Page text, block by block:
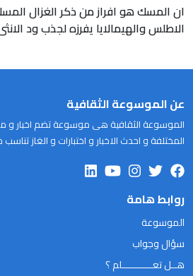
ان المسك هو افراز من ذكر الغزال
الاطلس والهيمالايا يفرزه لجذب ود
عن الموسوعة الثقافية
الموسوعة الثقافية هى موسوعة تضم اخبار و
المختلفة و احدث الاخبار و اختبارات و الغاز
روابط هامة
الموسوعة
سؤال وجواب
هــل تعـــــــــــلم ؟